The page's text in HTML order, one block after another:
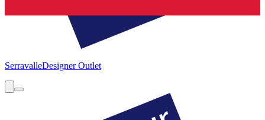
SerravalleDesigner Outlet